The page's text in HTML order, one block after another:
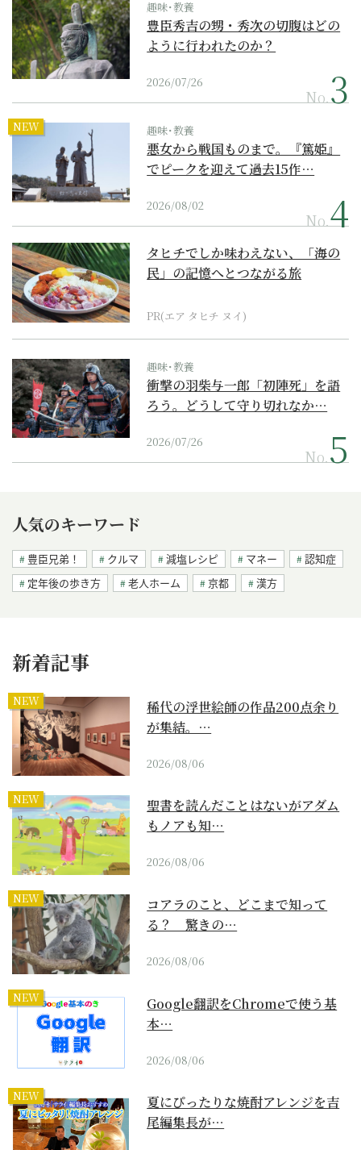
趣味･教養
豊臣秀吉の甥・秀次の切腹はどの
ように行われたのか？
2026/07/26
No.
NEW 趣味･教養
悪女から戦国ものまで。『篤姫』
でピークを迎えて過去15作…
2026/08/02
No.
タヒチでしか味わえない、「海の
民」の記憶へとつながる旅
PR(エア タヒチ ヌイ)
趣味･教養
衝撃の羽柴与一郎「初陣死」を語
ろう。どうして守り切れなか…
2026/07/26
No.
人気のキーワード
豊臣兄弟！ クルマ 減塩レシピ マネー
認知症
定年後の歩き方
老人ホーム 京都 漢方
新着記事
NEW
稀代の浮世絵師の作品200点余り
が集結。…
2026/08/06
NEW
聖書を読んだことはないがアダム
もノアも知…
2026/08/06
NEW
コアラのこと、どこまで知って
る？ 驚きの…
2026/08/06
NEW
Google翻訳をChromeで使う基
本…
2026/08/06
NEW
夏にぴったりな焼酎アレンジを吉
尾編集長が…